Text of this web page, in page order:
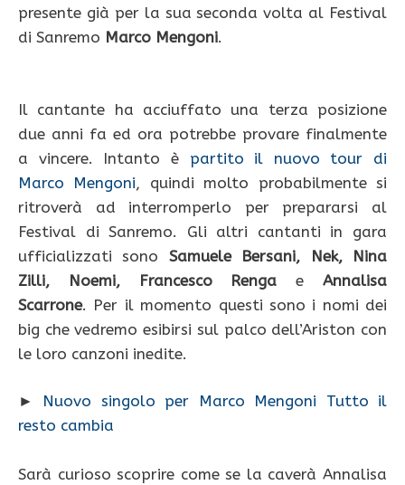
presente già per la sua seconda volta al Festival
di Sanremo Marco Mengoni.
Il cantante ha acciuffato una terza posizione
due anni fa ed ora potrebbe provare finalmente
a vincere. Intanto è partito il nuovo tour di
Marco Mengoni, quindi molto probabilmente si
ritroverà ad interromperlo per prepararsi al
Festival di Sanremo. Gli altri cantanti in gara
ufficializzati sono Samuele Bersani, Nek, Nina
Zilli, Noemi, Francesco Renga eAnnalisa
Scarrone. Per il momento questi sono i nomi dei
big che vedremo esibirsi sul palco dell’Ariston con
le loro canzoni inedite.
► Nuovo singolo per Marco Mengoni Tutto il
resto cambia
Sarà curioso scoprire come se la caverà Annalisa